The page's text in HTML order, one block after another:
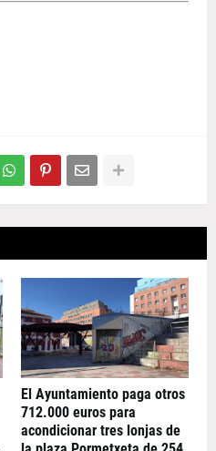
El Ayuntamiento paga otros
712.000 euros para
acondicionar tres lonjas de